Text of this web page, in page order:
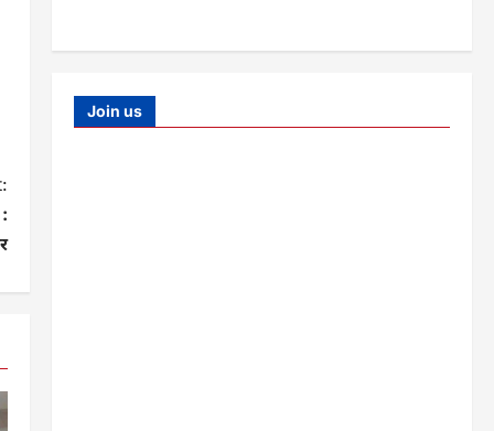
Join us